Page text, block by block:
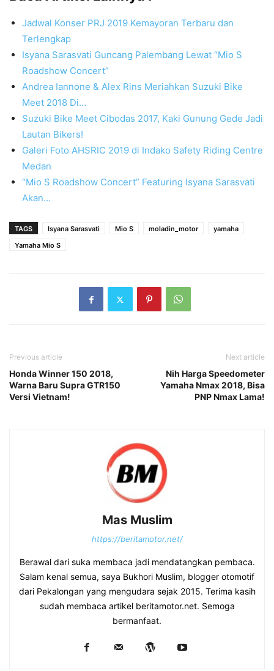
Jadwal Konser PRJ 2019 Kemayoran Terbaru dan
Terlengkap
Isyana Sarasvati Guncang Palembang Lewat “Mio S
Roadshow Concert”
Andrea Iannone & Alex Rins Meriahkan Suzuki Bike
Meet 2018 Di…
Suzuki Bike Meet Cibodas 2017, Kaki Gunung Gede Jadi
Lautan Bikers!
Galeri Foto AHSRIC 2019 di Indako Safety Riding Centre
Medan
“Mio S Roadshow Concert” Featuring Isyana Sarasvati
Akan…
TAGS Isyana Sarasvati Mio S moladin_motor
yamaha
Yamaha Mio S
Previous article
Honda Winner 150 2018,
Warna Baru Supra GTR150
Versi Vietnam!
Next article
Nih Harga Speedometer
Yamaha Nmax 2018, Bisa
PNP Nmax Lama!
Mas Muslim
https://beritamotor.net/
Berawal dari suka membaca jadi mendatangkan pembaca.
Salam kenal semua, saya Bukhori Muslim, blogger otomotif
dari Pekalongan yang mengudara sejak 2015. Terima kasih
sudah membaca artikel beritamotor.net. Semoga
bermanfaat.